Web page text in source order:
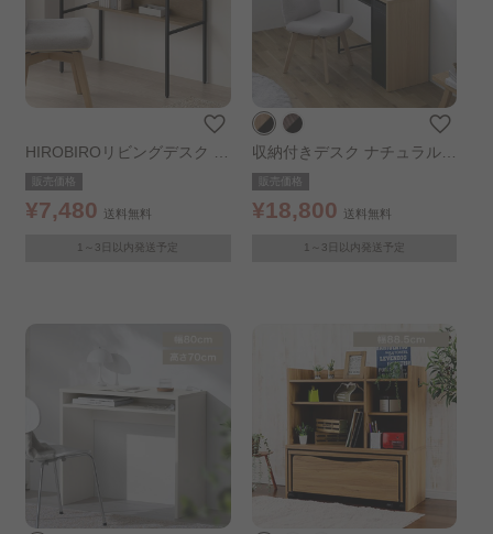
HIROBIROリビングデスク ナ
チュラル/ブラック
販売価格
¥7,480 送料無料
1～3日以内発送予定
収納付きデスク ナチュラル/
ブラック
販売価格
¥18,800 送料無料
1～3日以内発送予定